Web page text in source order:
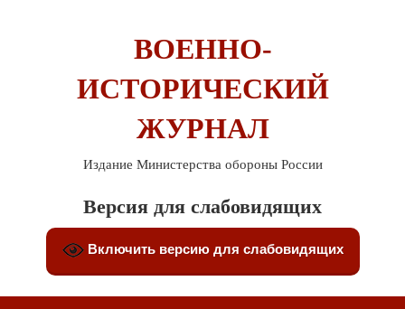
ВОЕННО-
ИСТОРИЧЕСКИЙ
ЖУРНАЛ
Издание Министерства обороны России
Версия для слабовидящих
Включить версию для слабовидящих